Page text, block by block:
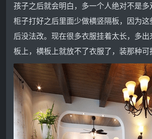
孩子之后就会明白，多一个人绝对不是多
柜子打好之后里面少做横竖隔板，因为这
后没法改。现在很多衣服挂着太长，多
板上，横板上就放不了衣服了，装那种可